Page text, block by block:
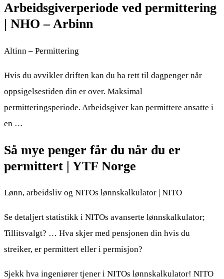
Arbeidsgiverperiode ved permittering
| NHO – Arbinn
Altinn – Permittering
Hvis du avvikler driften kan du ha rett til dagpenger når
oppsigelsestiden din er over. Maksimal
permitteringsperiode. Arbeidsgiver kan permittere ansatte i
en …
Så mye penger får du når du er
permittert | YTF Norge
Lønn, arbeidsliv og NITOs lønnskalkulator | NITO
Se detaljert statistikk i NITOs avanserte lønnskalkulator;
Tillitsvalgt? … Hva skjer med pensjonen din hvis du
streiker, er permittert eller i permisjon?
Sjekk hva ingeniører tjener i NITOs lønnskalkulator! NITO